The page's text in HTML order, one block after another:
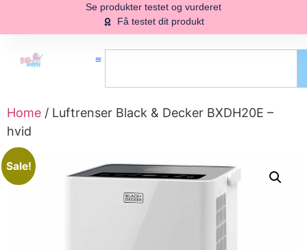
Se produkter testet og vurderet
Få testet dit produkt
Home / Luftrenser Black & Decker BXDH20E –
hvid
Sale!